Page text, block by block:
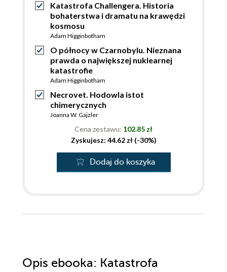
Katastrofa Challengera. Historia
bohaterstwa i dramatu na krawędzi
kosmosu
Adam Higginbotham
O północy w Czarnobylu. Nieznana
prawda o największej nuklearnej
katastrofie
Adam Higginbotham
Necrovet. Hodowla istot
chimerycznych
Joanna W. Gajzler
Cena zestawu: 102.85 zł
Zyskujesz: 44.62 zł (-30%)
Dodaj do koszyka
Opis ebooka: Katastrofa